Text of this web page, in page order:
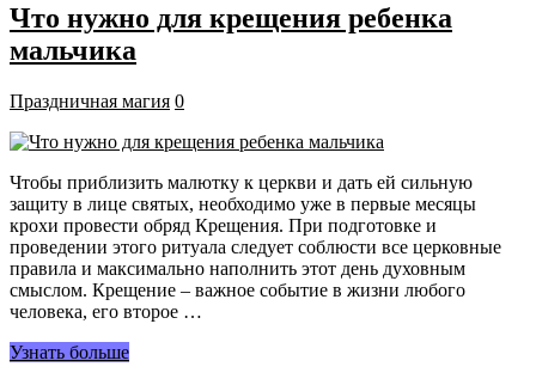
Что нужно для крещения ребенка
мальчика
Праздничная магия 0
Чтобы приблизить малютку к церкви и дать ей сильную
защиту в лице святых, необходимо уже в первые месяцы
крохи провести обряд Крещения. При подготовке и
проведении этого ритуала следует соблюсти все церковные
правила и максимально наполнить этот день духовным
смыслом. Крещение – важное событие в жизни любого
человека, его второе …
Узнать больше